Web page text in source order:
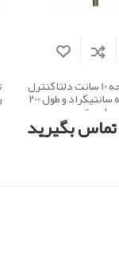
ترمومتر صفحه 10 سانت دلتا کنترل
رنج 120 درجه سانتیگراد و طول 200
میلی متر
تماس بگیرید